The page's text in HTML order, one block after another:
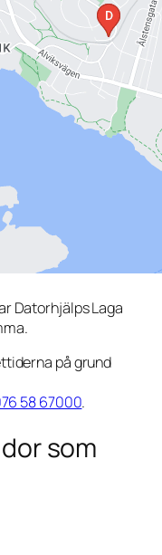
Datorhjälps Laga
på grund
58 67000.
som